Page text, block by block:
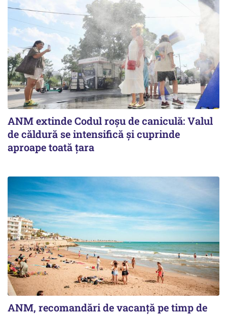
ANM extinde Codul roșu de caniculă: Valul
de căldură se intensifică și cuprinde
aproape toată țara
ANM, recomandări de vacanță pe timp de